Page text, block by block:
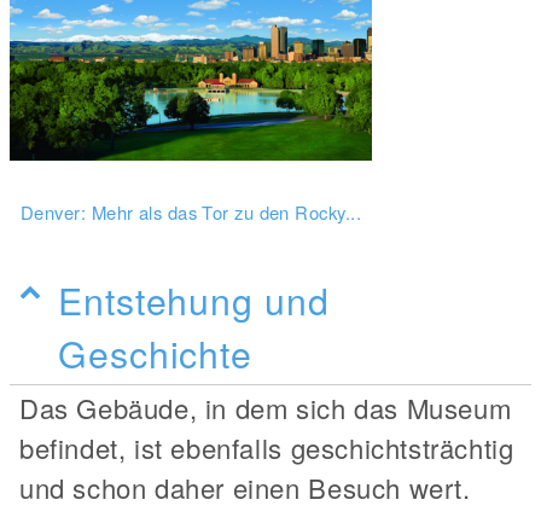
Denver: Mehr als das Tor zu den Rocky...
Entstehung und
Geschichte
Das Gebäude, in dem sich das Museum
befindet, ist ebenfalls geschichtsträchtig
und schon daher einen Besuch wert.